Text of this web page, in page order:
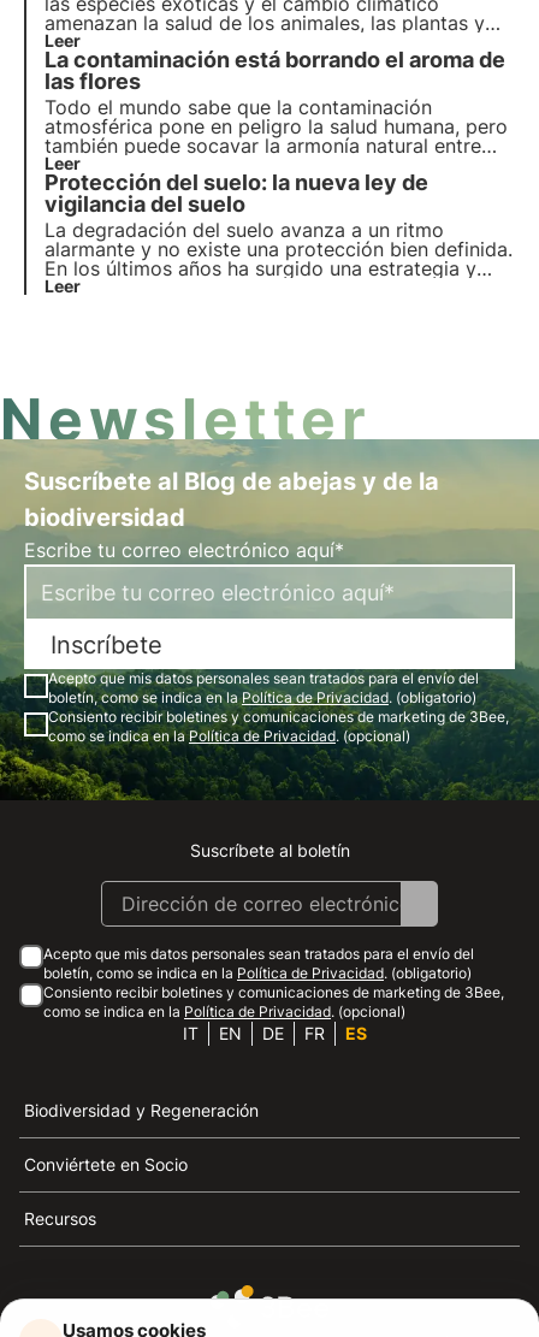
amenazan la salud de los animales, las plantas y
los hábitats en los que viven. El programa de la
ONU para 2030 aboga por la protección y la
restauración. Pero es necesario actuar a tiempo.
Leer
La contaminación está borrando el aroma de
las flores
Todo el mundo sabe que la contaminación
atmosférica pone en peligro la salud humana, pero
también puede socavar la armonía natural entre
polinizadores y plantas al acabar con el aroma de
las flores. Lea más en este artículo sobre el
estudio realizado y cómo afecta este fenómeno a
la biodiversidad.
Leer
Protección del suelo: la nueva ley de
vigilancia del suelo
La degradación del suelo avanza a un ritmo
alarmante y no existe una protección bien definida.
En los últimos años ha surgido una estrategia y
una directiva europeas para la protección y
Leer
Newsletter
Suscríbete al Blog de abejas y de la
biodiversidad
Escribe tu correo electrónico aquí*
Inscríbete
Acepto que mis datos personales sean tratados para el envío del
boletín, como se indica en laPolítica de Privacidad. (obligatorio)
Consiento recibir boletines y comunicaciones de marketing de 3Bee,
como se indica en laPolítica de Privacidad. (opcional)
Instagram
Facebook
Linkedin
Youtube
Suscríbete al boletín
Acepto que mis datos personales sean tratados para el envío del
boletín, como se indica en la Política de Privacidad. (obligatorio)
Consiento recibir boletines y comunicaciones de marketing de 3Bee,
como se indica en la Política de Privacidad. (opcional)
IT EN DE FR ES
Biodiversidad y Regeneración
Conviértete en Socio
Recursos
Usamos cookies